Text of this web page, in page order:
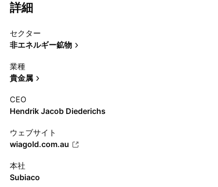
詳細
セクター
非エネルギー鉱物
業種
貴金属
CEO
Hendrik Jacob Diederichs
ウェブサイト
wiagold.com.au
本社
Subiaco